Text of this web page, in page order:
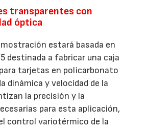
transparentes con
óptica
estará basada en
destinada a fabricar una caja
tarjetas en policarbonato
dinámica y velocidad de la
la precisión y la
para esta aplicación,
control variotérmico de la